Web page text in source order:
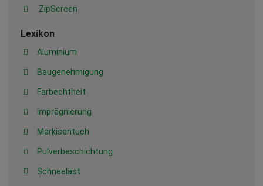
ZipScreen
Lexikon
Aluminium
Baugenehmigung
Farbechtheit
Imprägnierung
Markisentuch
Pulverbeschichtung
Schneelast